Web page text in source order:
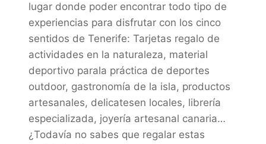
lugar donde poder encontrar todo tipo de
experiencias para disfrutar con los cinco
sentidos de Tenerife: Tarjetas regalo de
actividades en la naturaleza, material
deportivo parala práctica de deportes
outdoor, gastronomía de la isla, productos
artesanales, delicatesen locales, librería
especializada, joyería artesanal canaria…
¿Todavía no sabes que regalar estas